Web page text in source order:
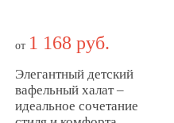
ВД-СЕР-973
от 1 168 руб.
Элегантный детский
вафельный халат –
идеальное сочетание